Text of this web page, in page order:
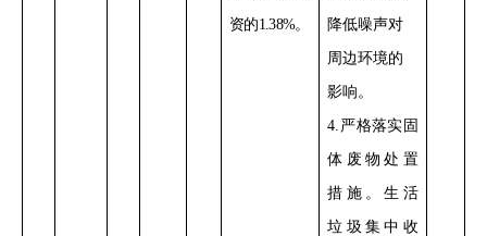
资的1.38%。 降低噪声对
周边环境的
影响。
4. 严格落实 固
体废物处置
措施。生活
垃圾集中收